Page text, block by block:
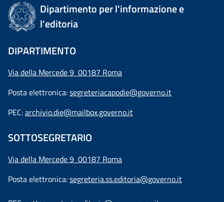
Dipartimento per l'informazione e
l'editoria
DIPARTIMENTO
Via della Mercede 9 00187 Roma
Posta elettronica:segreteriacapodie@governo.it
PEC:archivio.die@mailbox.governo.it
SOTTOSEGRETARIO
Via della Mercede 9 00187 Roma
Posta elettronica:segreteria.ss.editoria@governo.it